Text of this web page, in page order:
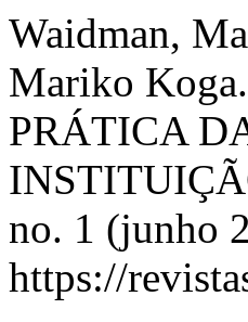
Waidman,
Mariko
PRÁTICA
no. 1 (junho
https://